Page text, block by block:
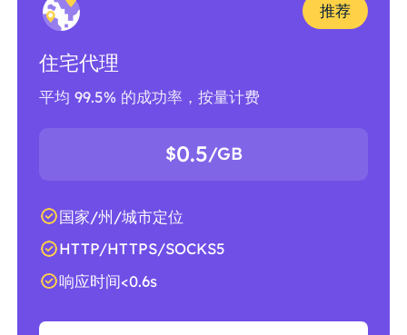
推荐
住宅代理
平均 99.5% 的成功率，按量计费
$0.5/GB
国家/州/城市定位
HTTP/HTTPS/SOCKS5
响应时间<0.6s